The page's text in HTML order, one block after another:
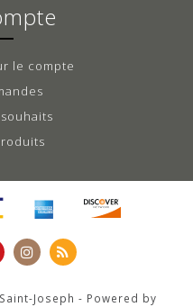
le compte
Joseph - Powered by